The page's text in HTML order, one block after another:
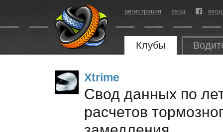
регистрация вход
Клубы
Xtrime
Свод данных по
расчетов